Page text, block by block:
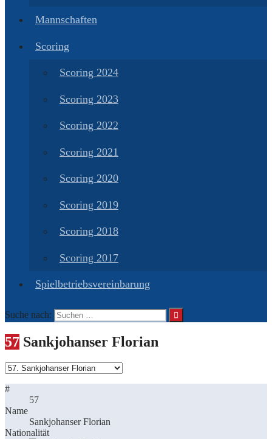
Mannschaften
Scoring
Scoring 2024
Scoring 2023
Scoring 2022
Scoring 2021
Scoring 2020
Scoring 2019
Scoring 2018
Scoring 2017
Spielbetriebsvereinbarung
Suche nach:
57 Sankjohanser Florian
#
57
Name
Sankjohanser Florian
Nationalität